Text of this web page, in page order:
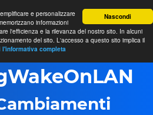
Nascondi
e personalizzare
informazioni
l'efficienza e la rilevanza del nostro sito. In alcuni
del sito. L'accesso a questo sito implica il
l'informativa completa